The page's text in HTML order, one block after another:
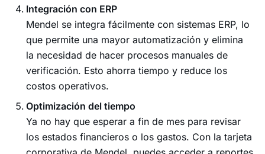
Integración con ERP
Mendel se integra fácilmente con sistemas ERP, lo
que permite una mayor automatización y elimina
la necesidad de hacer procesos manuales de
verificación. Esto ahorra tiempo y reduce los
costos operativos.
Optimización del tiempo
Ya no hay que esperar a fin de mes para revisar
los estados financieros o los gastos. Con la tarjeta